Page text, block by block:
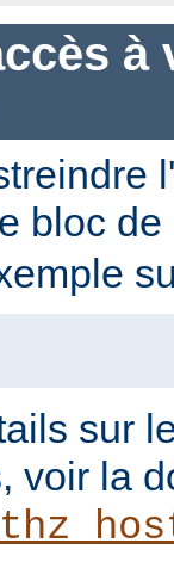
à
bloc
sur
voir la